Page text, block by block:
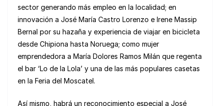
sector generando más empleo en la localidad; en
innovación a José María Castro Lorenzo e Irene Massip
Bernal por su hazaña y experiencia de viajar en bicicleta
desde Chipiona hasta Noruega; como mujer
emprendedora a María Dolores Ramos Milán que regenta
el bar ‘Lo de la Lola’ y una de las más populares casetas
en la Feria del Moscatel.
Así mismo, habrá un reconocimiento especial a José